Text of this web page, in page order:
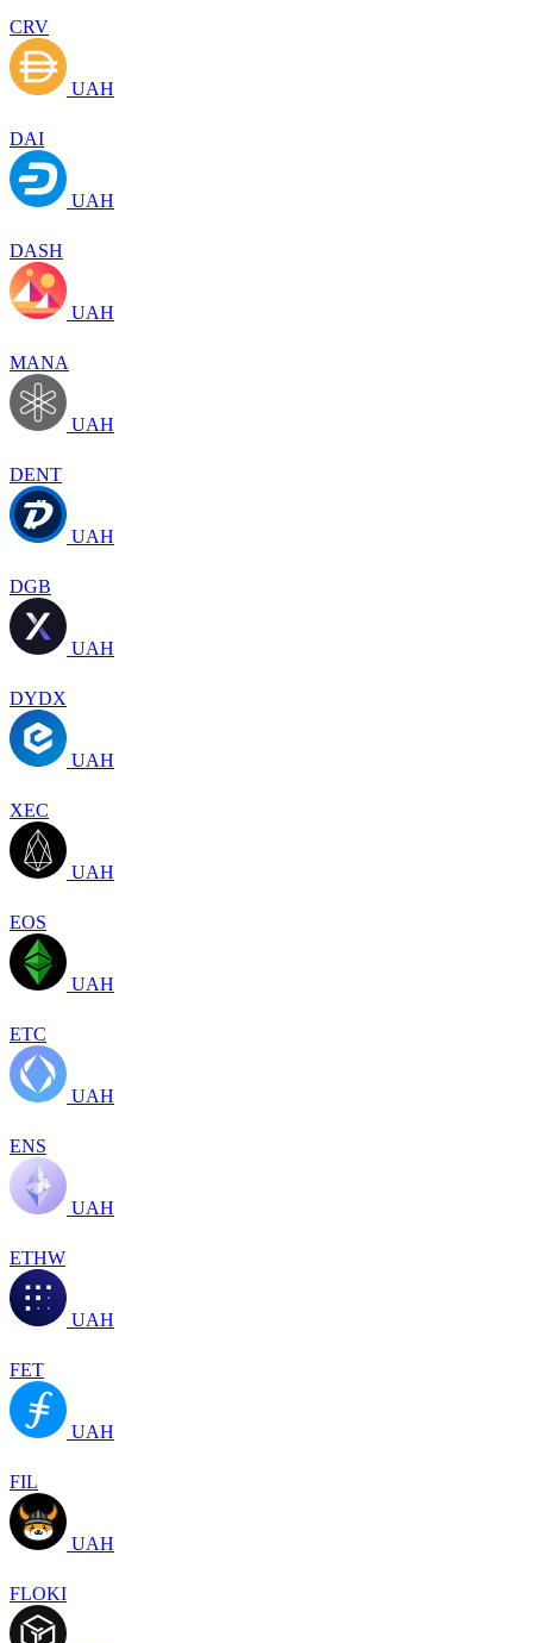
CRV
UAH
DAI
UAH
DASH
UAH
MANA
UAH
DENT
UAH
DGB
UAH
DYDX
UAH
XEC
UAH
EOS
UAH
ETC
UAH
ENS
UAH
ETHW
UAH
FET
UAH
FIL
UAH
FLOKI